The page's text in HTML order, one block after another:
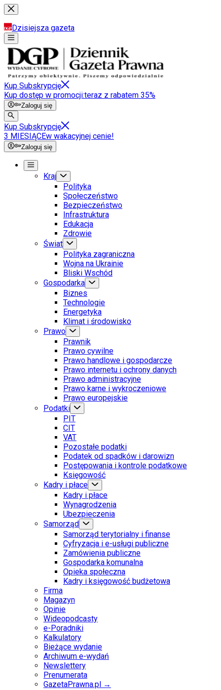
Dzisiejsza gazeta
Kup Subskrypcję
Kup dostęp w promocji:teraz z rabatem 35%
Zaloguj się
Kup Subskrypcję
3 MIESIĄCEw wakacyjnej cenie!
Zaloguj się
Kraj
Polityka
Społeczeństwo
Bezpieczeństwo
Infrastruktura
Edukacja
Zdrowie
Świat
Polityka zagraniczna
Wojna na Ukrainie
Bliski Wschód
Gospodarka
Biznes
Technologie
Energetyka
Klimat i środowisko
Prawo
Prawnik
Prawo cywilne
Prawo handlowe i gospodarcze
Prawo internetu i ochrony danych
Prawo administracyjne
Prawo karne i wykroczeniowe
Prawo europejskie
Podatki
PIT
CIT
VAT
Pozostałe podatki
Podatek od spadków i darowizn
Postępowania i kontrole podatkowe
Księgowość
Kadry i płace
Kadry i płace
Wynagrodzenia
Ubezpieczenia
Samorząd
Samorząd terytorialny i finanse
Cyfryzacja i e-usługi publiczne
Zamówienia publiczne
Gospodarka komunalna
Opieka społeczna
Kadry i księgowość budżetowa
Firma
Magazyn
Opinie
Wideopodcasty
e-Poradniki
Kalkulatory
Bieżące wydanie
Archiwum e-wydań
Newslettery
Prenumerata
GazetaPrawna.pl →